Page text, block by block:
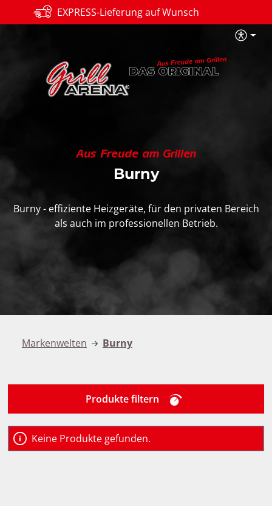
Zum Hauptinhalt springenVersandkostenfrei
Aus Freude am Grillen
Burny
Burny - effiziente Heizgeräte, für den privaten Bereich
als auch im professionellen Betrieb.
Markenwelten Burny
Produkte filtern
Keine Produkte gefunden.